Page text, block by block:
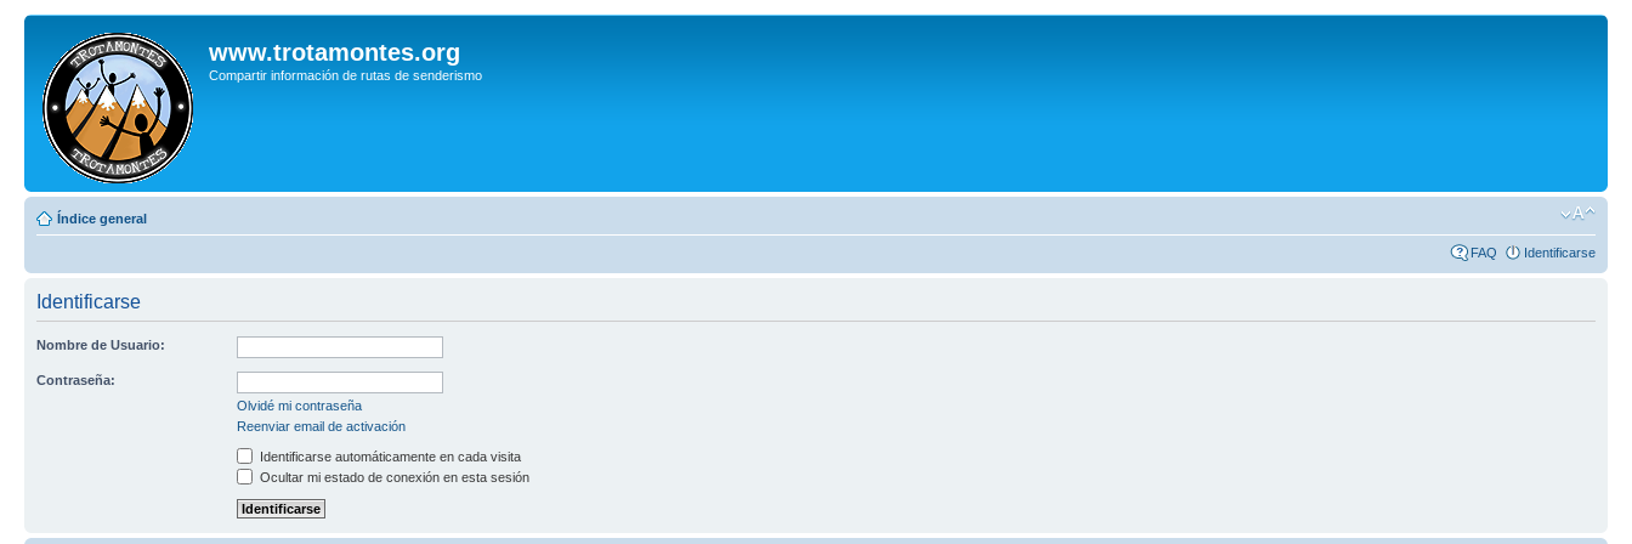
www.trotamontes.org
Compartir información de rutas de senderismo
Índice general
FAQ Identificarse
Identificarse
Nombre de Usuario:
Contraseña:
Olvidé mi contraseña
Reenviar email de activación
Identificarse automáticamente en cada visita
Ocultar mi estado de conexión en esta sesión